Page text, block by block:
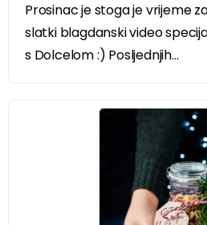
Prosinac je stoga je vrijeme
slatki blagdanski video
s Dolcelom :) Posljednjih...